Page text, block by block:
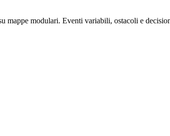
modulari. Eventi variabili, ostacoli e